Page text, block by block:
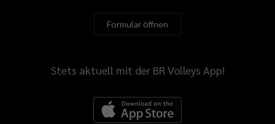
Formular öffnen
Stets aktuell mit der BR Volleys App!